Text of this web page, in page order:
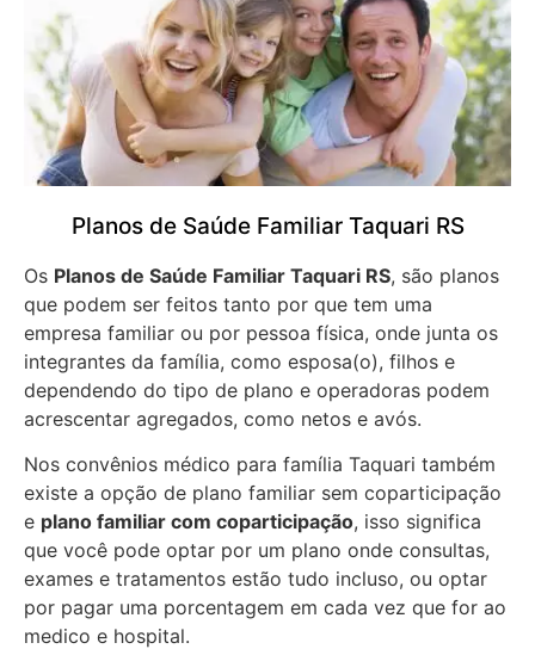
Planos de Saúde Familiar Taquari RS
Os Planos de Saúde Familiar Taquari RS, são planos
que podem ser feitos tanto por que tem uma
empresa familiar ou por pessoa física, onde junta os
integrantes da família, como esposa(o), filhos e
dependendo do tipo de plano e operadoras podem
acrescentar agregados, como netos e avós.
Nos convênios médico para família Taquari também
existe a opção de plano familiar sem coparticipação
e plano familiar com coparticipação, isso significa
que você pode optar por um plano onde consultas,
exames e tratamentos estão tudo incluso, ou optar
por pagar uma porcentagem em cada vez que for ao
medico e hospital.